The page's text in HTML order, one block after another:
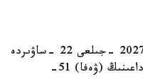
استانا. KAZINFORM - استانادا 2027 -جىلعى 22 -ساۋىردە
ەۋروپالىق فۋتبول قاۋىمداستىقتارى وداعىنىڭ (ۋەفا) 51-